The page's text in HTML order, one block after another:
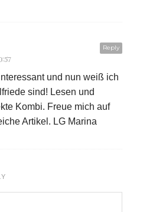
Reply
und nun weiß ich
sind! Lesen und
Kombi. Freue mich auf
Artikel. LG Marina